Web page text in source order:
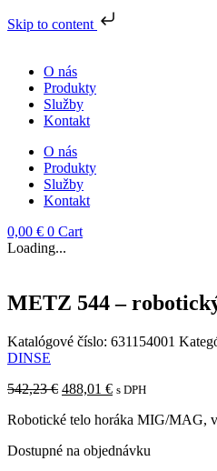
Skip to content
obsah
O nás
Produkty
Služby
Kontakt
O nás
Produkty
Služby
Kontakt
0,00 € 0 Cart
Loading...
METZ 544 –
Katalógové číslo: 631154001
DINSE
542,23€ Pôvodná
bola:
488,01 €Aktuálna
je:
s DPH
Robotické telo horáka MIG/MAG,
Dostupné na objednávku